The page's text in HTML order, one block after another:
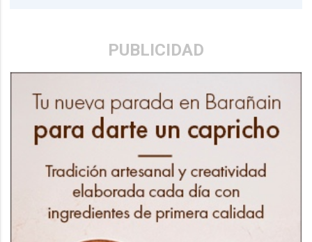
PUBLICIDAD